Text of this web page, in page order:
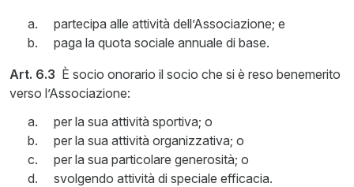
partecipa alle attività dell’Associazione; e
paga la quota sociale annuale di base.
Art. 6.3 È socio onorario il socio che si è reso benemerito
verso l’Associazione:
per la sua attività sportiva; o
per la sua attività organizzativa; o
per la sua particolare generosità; o
svolgendo attività di speciale efficacia.